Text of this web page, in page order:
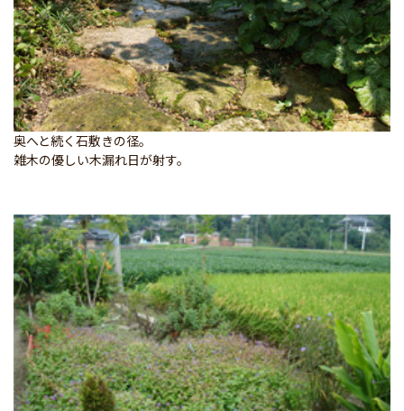
奥へと続く石敷きの径。
雑木の優しい木漏れ日が射す。